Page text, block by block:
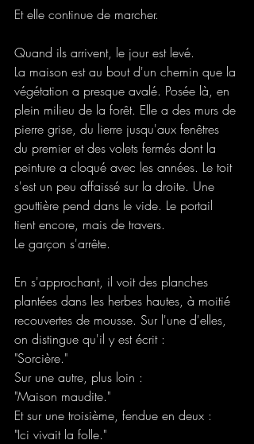
Et elle continue de marcher.
Quand ils arrivent, le jour est levé.
La maison est au bout d'un chemin que la
végétation a presque avalé. Posée là, en
plein milieu de la forêt. Elle a des murs de
pierre grise, du lierre jusqu'aux fenêtres
du premier et des volets fermés dont la
peinture a cloqué avec les années. Le toit
s'est un peu affaissé sur la droite. Une
gouttière pend dans le vide. Le portail
tient encore, mais de travers.
Le garçon s'arrête.
En s'approchant, il voit des planches
plantées dans les herbes hautes, à moitié
recouvertes de mousse. Sur l'une d'elles,
on distingue qu'il y est écrit :
"Sorcière."
Sur une autre, plus loin :
"Maison maudite."
Et sur une troisième, fendue en deux :
"Ici vivait la folle."